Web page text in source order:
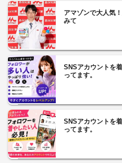
アマゾンで大人気
みて
SNSアカウントを
ってます。
SNSアカウントを
ってます。